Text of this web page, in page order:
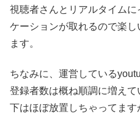
視聴者さんとリアルタイム
ケーションが取れるので楽
ます。
ちなみに、運営している
登録者数は概ね順調に増え
下はほぼ放置しちゃってます